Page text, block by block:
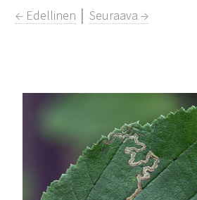
← Edellinen │Seuraava →